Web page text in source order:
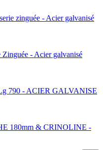
zinguée - Acier galvanisé
- Acier galvanisé
790 - ACIER GALVANISE
180mm & CRINOLINE -